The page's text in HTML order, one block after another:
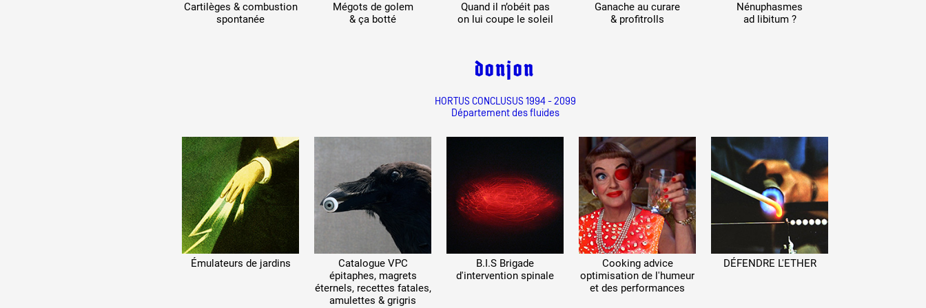
Production vidéo
Réseau documents d'artistes
Cartilèges & combustion
spontanée
Mégots de golem
& ça botté
Quand il n’obéit pas
on lui coupe le soleil
Ganache au curare
& profitrolls
Nénuphasmes
ad libitum ?
donjon
HORTUS CONCLUSUS 1994 - 2099
Département des fluides
Émulateurs de jardins
Catalogue VPC
épitaphes, magrets
éternels, recettes fatales,
amulettes & grigris
B.I.S Brigade
d'intervention spinale
Cooking advice
optimisation de l'humeur
et des performances
DÉFENDRE L'ETHER